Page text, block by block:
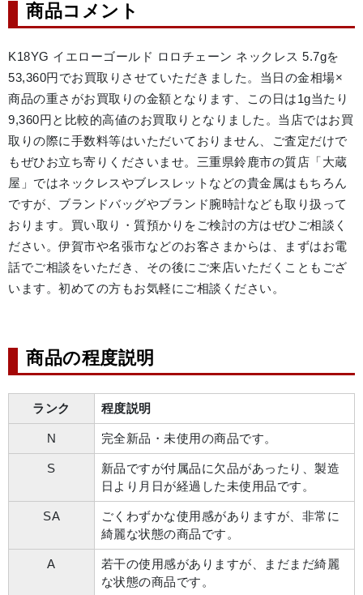
商品コメント
K18YG イエローゴールド ロロチェーン ネックレス 5.7gを
53,360円でお買取りさせていただきました。当日の金相場×
商品の重さがお買取りの金額となります、この日は1g当たり
9,360円と比較的高値のお買取りとなりました。当店ではお買
取りの際に手数料等はいただいておりません、ご査定だけで
もぜひお立ち寄りくださいませ。三重県鈴鹿市の質店「大蔵
屋」ではネックレスやブレスレットなどの貴金属はもちろん
ですが、ブランドバッグやブランド腕時計なども取り扱って
おります。買い取り・質預かりをご検討の方はぜひご相談く
ださい。伊賀市や名張市などのお客さまからは、まずはお電
話でご相談をいただき、その後にご来店いただくこともござ
います。初めての方もお気軽にご相談ください。
商品の程度説明
ランク 程度説明
N 完全新品・未使用の商品です。
S
新品ですが付属品に欠品があったり、製造
日より月日が経過した未使用品です。
SA
ごくわずかな使用感がありますが、非常に
綺麗な状態の商品です。
A
若干の使用感がありますが、まだまだ綺麗
な状態の商品です。